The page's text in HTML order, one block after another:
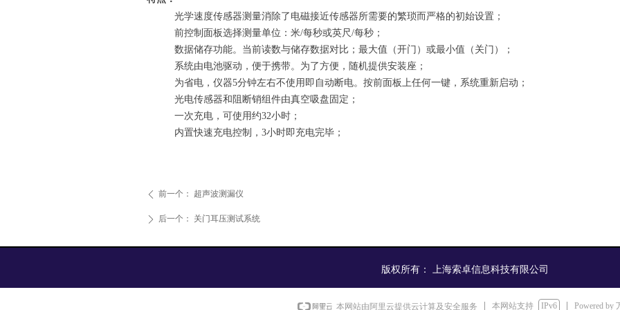
ꄴ 前一个： 超声波测漏仪
ꄲ 后一个： 关门耳压测试系统
光学速度传感器测量消除了电磁接近传感器所需要的繁琐而严格的初始设置；
前控制面板选择测量单位：米/每秒或英尺/每秒；
数据储存功能。当前读数与储存数据对比；最大值（开门）或最小值（关门）；
系统由电池驱动，便于携带。为了方便，随机提供安装座；
为省电，仪器5分钟左右不使用即自动断电。按前面板上任何一键，系统重新启动；
光电传感器和阻断销组件由真空吸盘固定；
一次充电，可使用约32小时；
内置快速充电控制， 3小时即充电完毕；
版权所有： 上海索卓信息科技有限公司
本网站由阿里云提供云计算及安全服务 本网站支持 IPv6 Powered by